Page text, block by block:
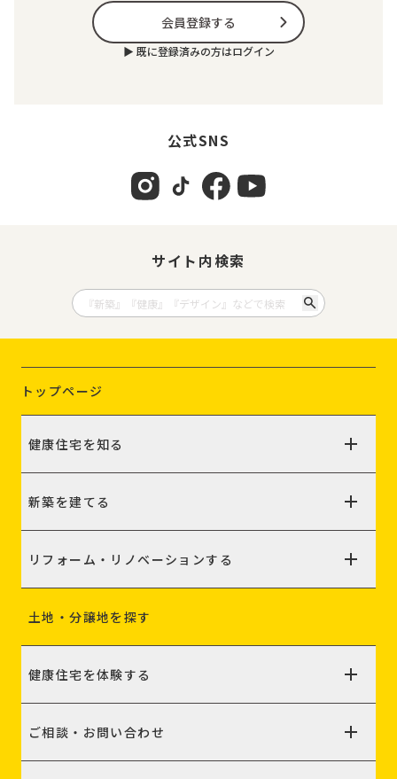
会員登録する
▶︎ 既に登録済みの方はログイン
公式SNS
サイト内検索
トップページ
健康住宅を知る
新築を建てる
リフォーム・リノベーションする
土地・分譲地を探す
健康住宅を体験する
ご相談・お問い合わせ